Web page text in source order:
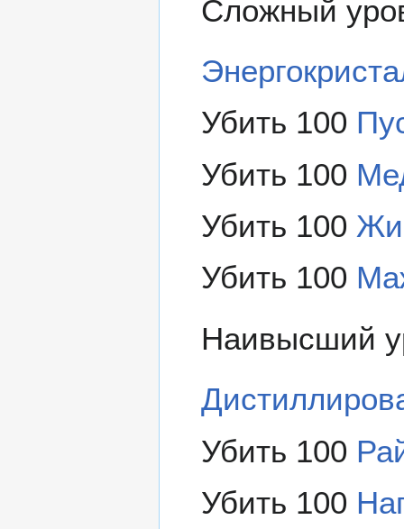
Сложный
Убить 100
Убить 100
Убить 100
Убить 100
Наивысший
Убить 100
Убить 100